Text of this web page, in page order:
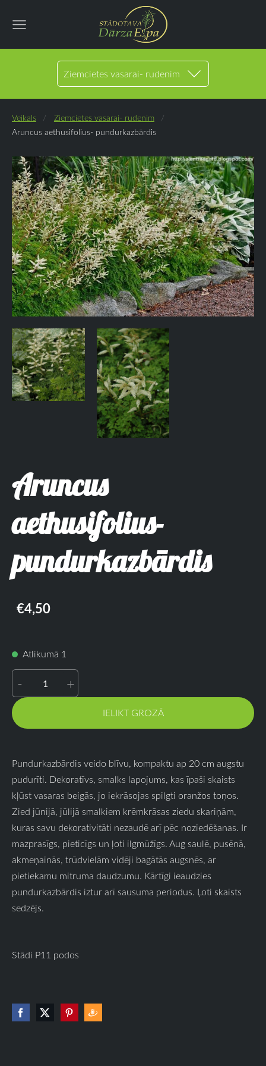
Ziemcietes vasarai- rudenim
Veikals
Ziemcietes vasarai- rudenim
Aruncus aethusifolius- pundurkazbārdis
Aruncus
aethusifolius-
pundurkazbārdis
€4,50
Atlikumā 1
- +
IELIKT GROZĀ
Pundurkazbārdis veido blīvu, kompaktu ap 20 cm augstu
pudurīti. Dekoratīvs, smalks lapojums, kas īpaši skaists
kļūst vasaras beigās, jo iekrāsojas spilgti oranžos toņos.
Zied jūnijā, jūlijā smalkiem krēmkrāsas ziedu skariņām,
kuras savu dekorativitāti nezaudē arī pēc noziedēšanas. Ir
mazprasīgs, pieticīgs un ļoti ilgmūžīgs. Aug saulē, pusēnā,
akmeņainās, trūdvielām vidēji bagātās augsnēs, ar
pietiekamu mitruma daudzumu. Kārtīgi ieaudzies
pundurkazbārdis iztur arī sausuma periodus. Ļoti skaists
sedzējs.
Stādi P11 podos